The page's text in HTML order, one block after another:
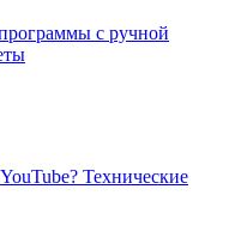
с ручной
Технические